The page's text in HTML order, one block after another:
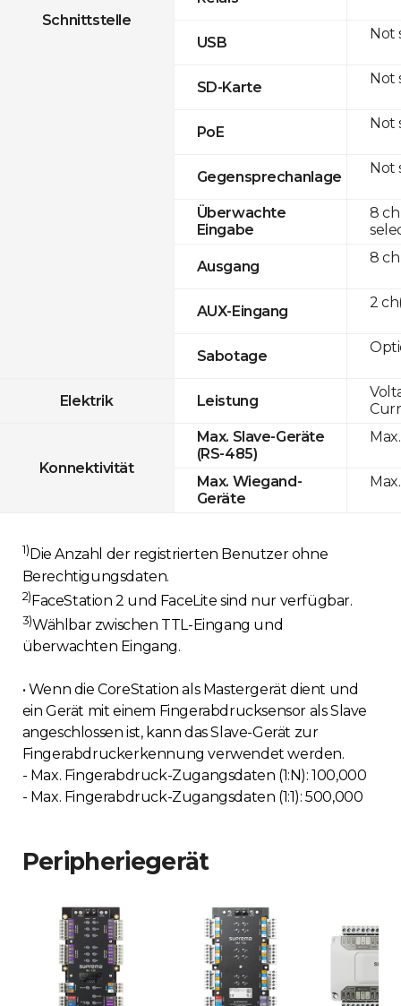
Schnittstelle
USB
SD-Karte
PoE
Gegensprechanlage
Überwachte
Eingabe
Ausgang
AUX-Eingang
Sabotage
Elektrik Leistung
Konnektivität
Max. Slave-Geräte
(RS-485)
Max. Wiegand-
Geräte
Not
Not
Not
Not
8
8 ch
2
1) Die Anzahl der registrierten Benutzer ohne
Berechtigungsdaten.
2)FaceStation 2 und FaceLite sind nur verfügbar.
3)Wählbar zwischen TTL-Eingang und
überwachten Eingang.
• Wenn die CoreStation als Mastergerät dient und
ein Gerät mit einem Fingerabdrucksensor als Slave
angeschlossen ist, kann das Slave-Gerät zur
Fingerabdruckerkennung verwendet werden.
- Max. Fingerabdruck-Zugangsdaten (1:N): 100,000
- Max. Fingerabdruck-Zugangsdaten (1:1): 500,000
Peripheriegerät